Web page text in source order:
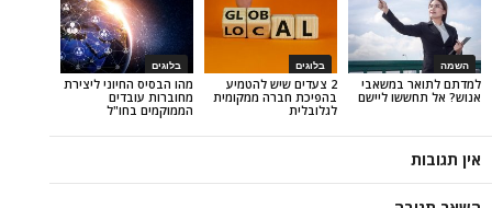
מהו הבסיס החיוני ליצירת
מחוברות עובדים
הממוקמים בחו"ל
בלוגים
2 צעדים שיש להטמיע
בהפיכת חברה ממקומית
ליישם